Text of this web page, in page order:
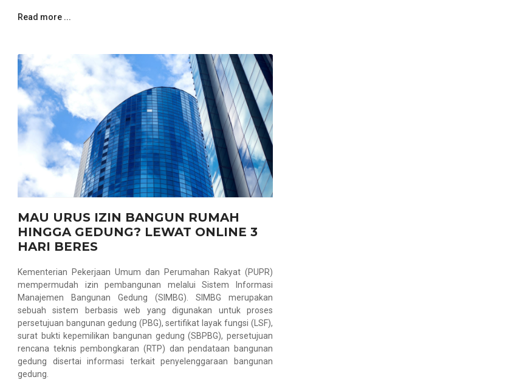
Read more ...
MAU URUS IZIN BANGUN RUMAH
HINGGA GEDUNG? LEWAT ONLINE 3
HARI BERES
Kementerian Pekerjaan Umum dan Perumahan Rakyat (PUPR)
mempermudah izin pembangunan melalui Sistem Informasi
Manajemen Bangunan Gedung (SIMBG). SIMBG merupakan
sebuah sistem berbasis web yang digunakan untuk proses
persetujuan bangunan gedung (PBG), sertifikat layak fungsi (LSF),
surat bukti kepemilikan bangunan gedung (SBPBG), persetujuan
rencana teknis pembongkaran (RTP) dan pendataan bangunan
gedung disertai informasi terkait penyelenggaraan bangunan
gedung.